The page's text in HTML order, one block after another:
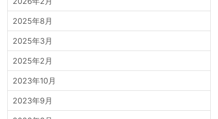
2025年8月
2025年3月
2025年2月
2023年10月
2023年9月